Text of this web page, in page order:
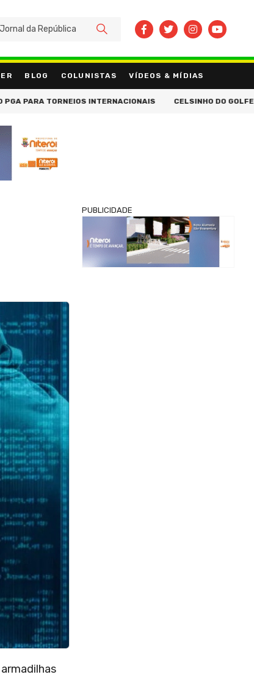
BLOG COLUNISTAS VÍDEOS & MÍDIAS
INTERNACIONAIS CELSINHO DO GOLFE CONVIDA
BUSCAR
PUBLICIDADE